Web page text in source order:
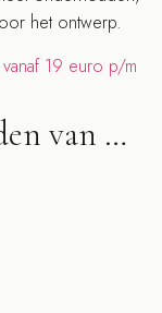
het ontwerp.
19 euro p/m
van …